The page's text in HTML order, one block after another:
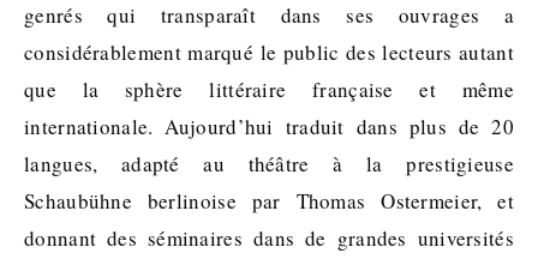
genrés qui transparaît dans ses ouvrages a
considérablement marqué le public des lecteurs autant
que la sphère littéraire française et même
internationale. Aujourd’hui traduit dans plus de 20
langues, adapté au théâtre à la prestigieuse
Schaubühne berlinoise par Thomas Ostermeier, et
donnant des séminaires dans de grandes universités